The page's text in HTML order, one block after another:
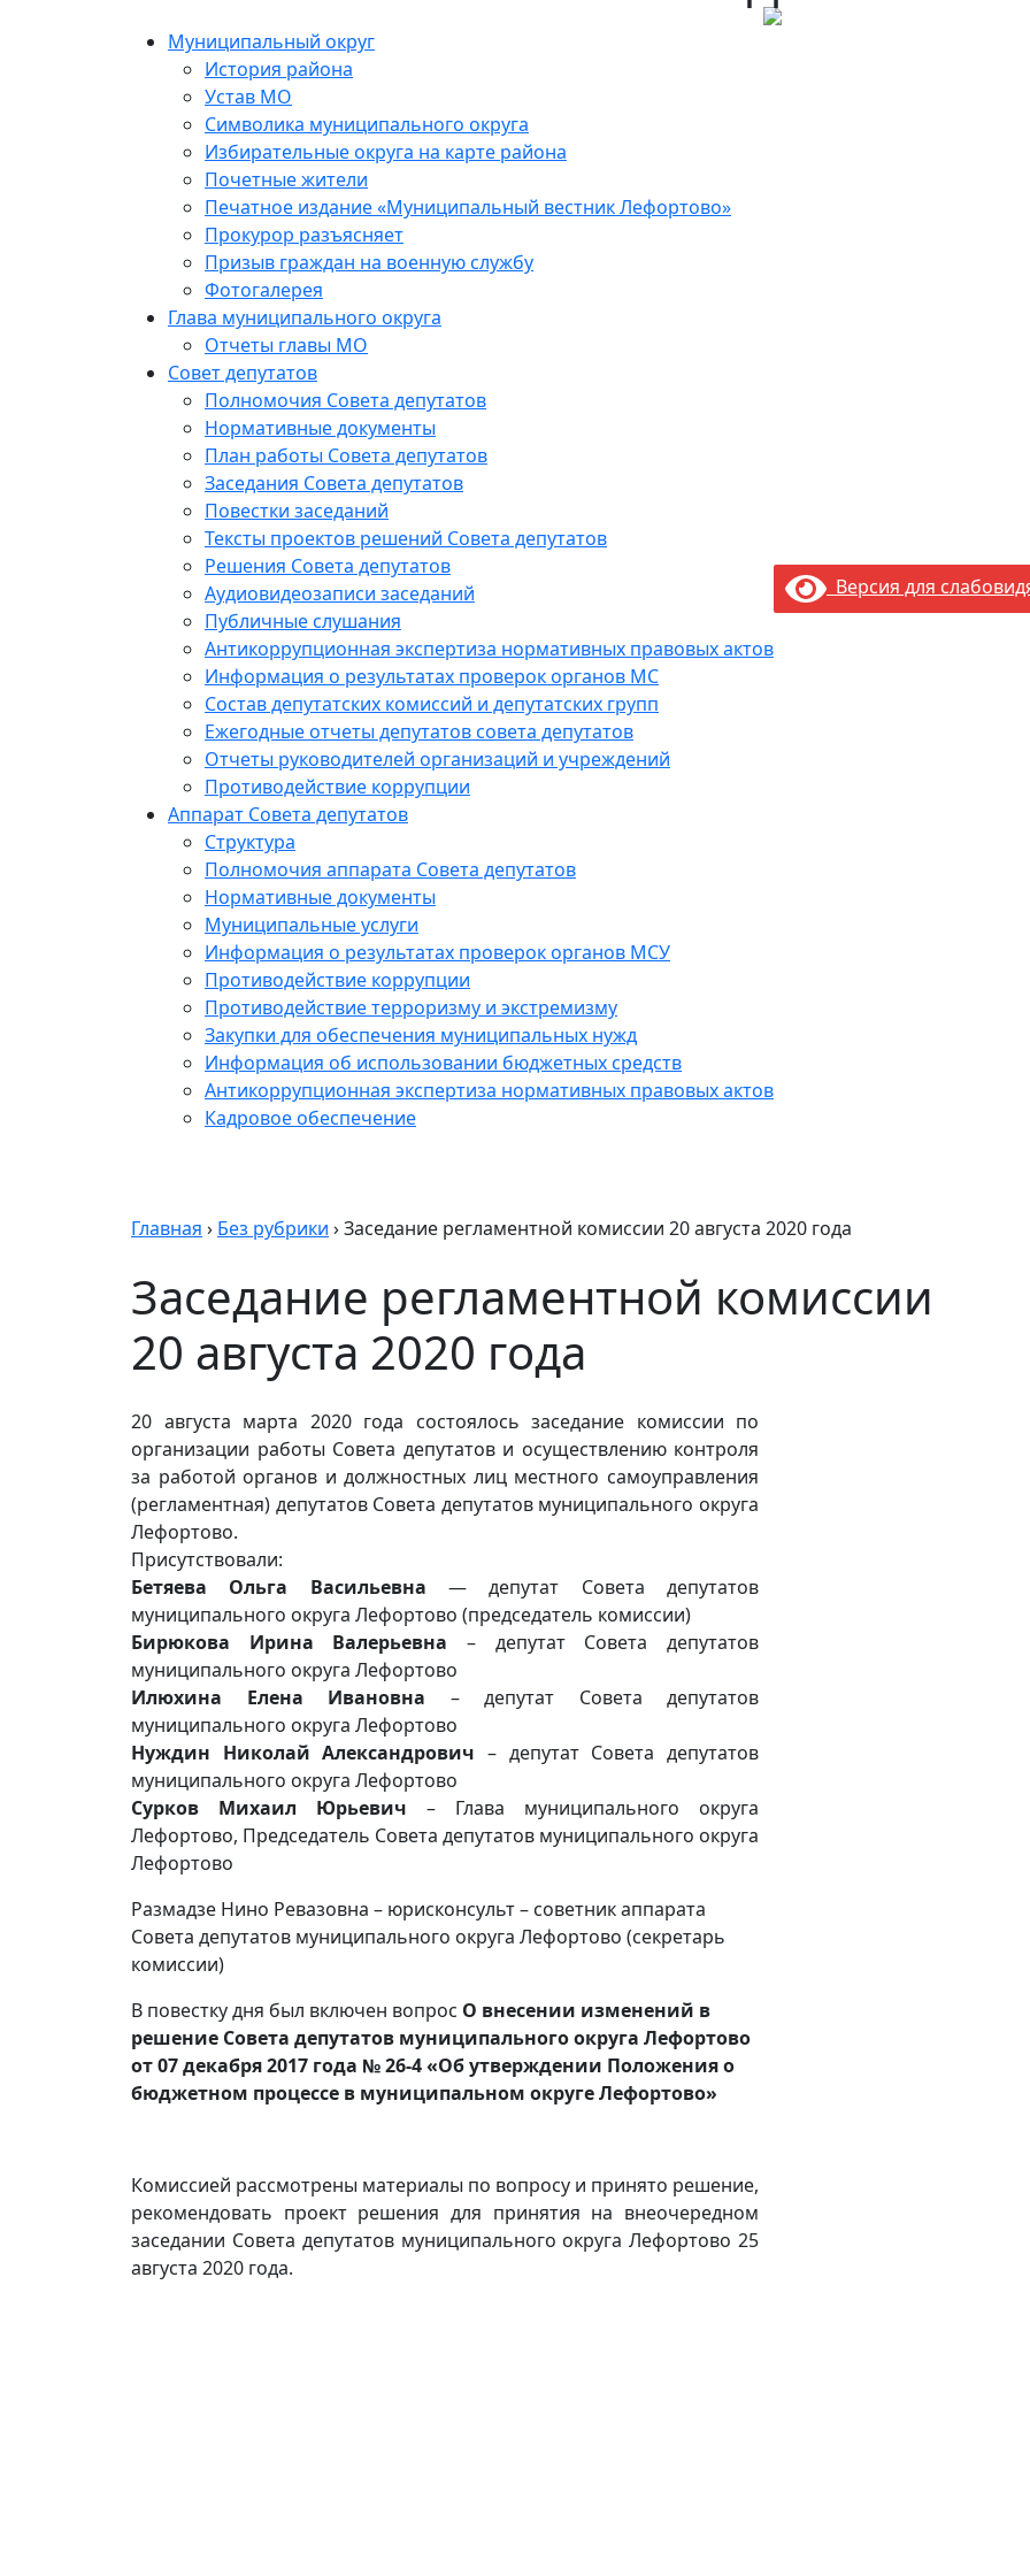
Муниципальный округ
История района
Устав МО
Символика муниципального округа
Избирательные округа на карте района
Почетные жители
Печатное издание «Муниципальный вестник Лефортово»
Прокурор разъясняет
Призыв граждан на военную службу
Фотогалерея
Глава муниципального округа
Отчеты главы МО
Совет депутатов
Полномочия Совета депутатов
Нормативные документы
План работы Совета депутатов
Заседания Cовета депутатов
Повестки заседаний
Тексты проектов решений Совета депутатов
Решения Совета депутатов
Аудиовидеозаписи заседаний
Публичные слушания
Антикоррупционная экспертиза нормативных правовых актов
Информация о результатах проверок органов МС
Состав депутатских комиссий и депутатских групп
Ежегодные отчеты депутатов совета депутатов
Отчеты руководителей организаций и учреждений
Противодействие коррупции
Аппарат Совета депутатов
Структура
Полномочия аппарата Совета депутатов
Нормативные документы
Муниципальные услуги
Информация о результатах проверок органов МСУ
Противодействие коррупции
Противодействие терроризму и экстремизму
Закупки для обеспечения муниципальных нужд
Информация об использовании бюджетных средств
Антикоррупционная экспертиза нормативных правовых актов
Кадровое обеспечение
Версия для
Главная › Без рубрики ›Заседание регламентной комиссии 20 августа 2020 года
Заседание регламентной комиссии
20 августа 2020 года
20 августа марта 2020 года состоялось заседание комиссии по
организации работы Совета депутатов и осуществлению контроля
за работой органов и должностных лиц местного самоуправления
(регламентная) депутатов Совета депутатов муниципального округа
Лефортово.
Присутствовали:
Бетяева Ольга Васильевна — депутат Совета депутатов
муниципального округа Лефортово (председатель комиссии)
Бирюкова Ирина Валерьевна – депутат Совета депутатов
муниципального округа Лефортово
Илюхина Елена Ивановна – депутат Совета депутатов
муниципального округа Лефортово
Нуждин Николай Александрович – депутат Совета депутатов
муниципального округа Лефортово
Сурков Михаил Юрьевич – Глава муниципального округа
Лефортово, Председатель Совета депутатов муниципального округа
Лефортово
Размадзе Нино Ревазовна – юрисконсульт – советник аппарата
Совета депутатов муниципального округа Лефортово (секретарь
комиссии)
В повестку дня был включен вопрос О внесении изменений в
решение Совета депутатов муниципального округа Лефортово
от 07 декабря 2017 года № 26-4 «Об утверждении Положения о
бюджетном процессе в муниципальном округе Лефортово»
Комиссией рассмотрены материалы по вопросу и принято решение,
рекомендовать проект решения для принятия на внеочередном
заседании Совета депутатов муниципального округа Лефортово 25
августа 2020 года.